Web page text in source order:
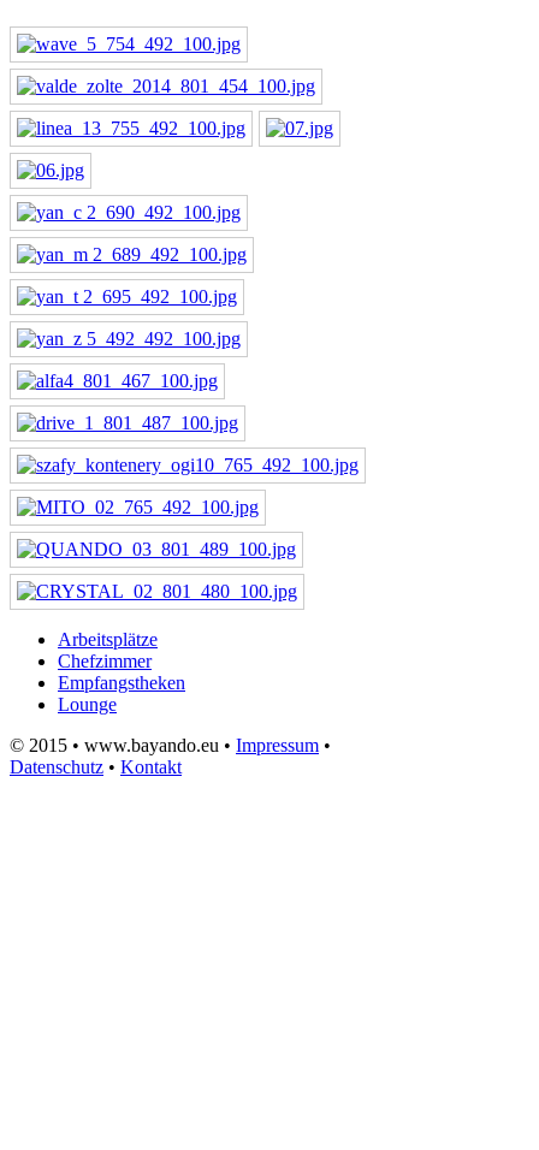
Arbeitsplätze
Chefzimmer
Empfangstheken
Lounge
© 2015 • www.bayando.eu • Impressum •
Datenschutz • Kontakt